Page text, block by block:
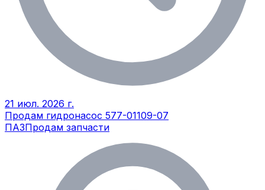
21 июл. 2026 г.
Продам гидронасос 577-01109-07
ПАЗПродам запчасти